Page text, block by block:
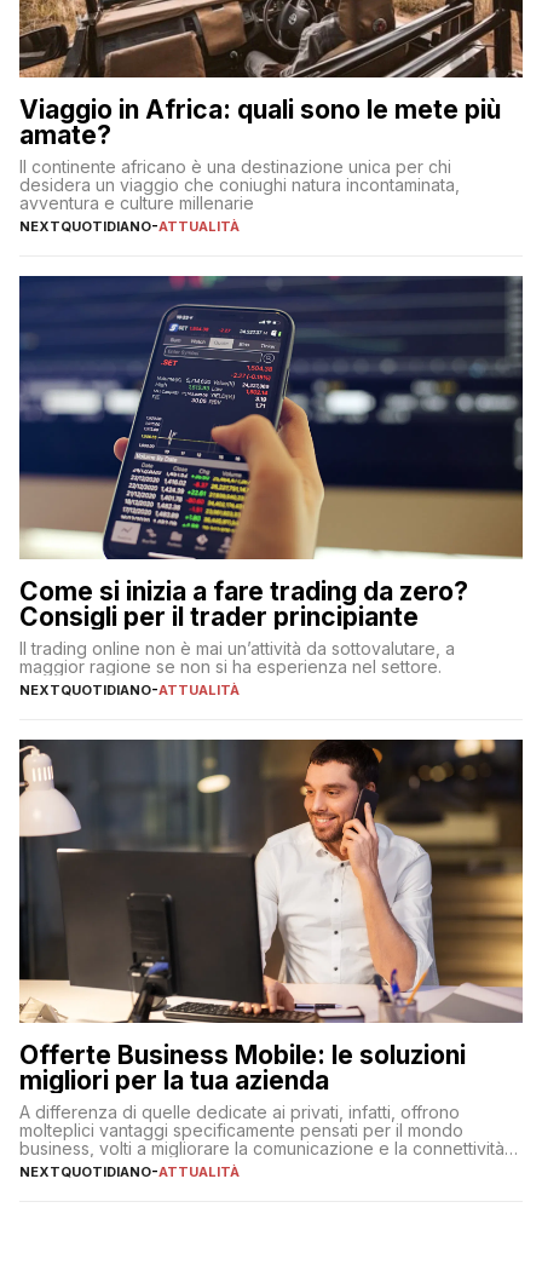
Viaggio in Africa: quali sono le mete più
amate?
Il continente africano è una destinazione unica per chi
desidera un viaggio che coniughi natura incontaminata,
avventura e culture millenarie
NEXTQUOTIDIANO-ATTUALITÀ
Come si inizia a fare trading da zero?
Consigli per il trader principiante
Il trading online non è mai un’attività da sottovalutare, a
maggior ragione se non si ha esperienza nel settore.
NEXTQUOTIDIANO-ATTUALITÀ
Offerte Business Mobile: le soluzioni
migliori per la tua azienda
A differenza di quelle dedicate ai privati, infatti, offrono
molteplici vantaggi specificamente pensati per il mondo
business, volti a migliorare la comunicazione e la connettività
degli utenti
NEXTQUOTIDIANO-ATTUALITÀ